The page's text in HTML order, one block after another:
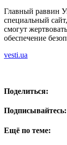
Главный раввин
специальный
смогут
обеспечение
vesti.ua
Поделиться:
Подписывайтесь:
Ещё по теме: